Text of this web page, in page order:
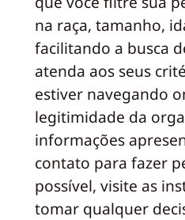
na raça, tamanho,
facilitando a busca
atenda aos seus
estiver navegando
legitimidade da
informações
contato para fazer
possível, visite as
tomar qualquer